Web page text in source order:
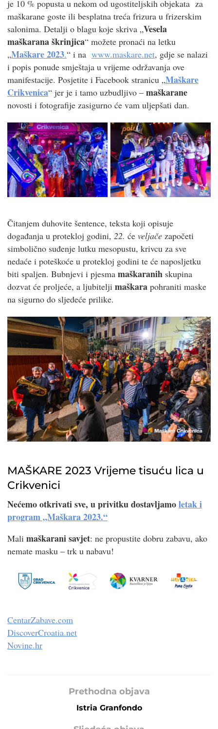
je 10 % popusta u nekom od ugostiteljskih objekata za
maškarane goste ili besplatna treća frizura u frizerskim
salonima. Detalji o blagu koje skriva „Vesela
maškarana škrinjica“ možete pronaći na letku
„Maškare 2023.“ i na www.maskare.net, gdje se nalazi
i popis ponude smještaja u vrijeme održavanja ove
manifestacije. Posjetite i Facebook stranicu „Maškare
Crikvenica“ jer je i tamo uzbudljivo – maškarane
novosti i fotografije zasigurno će vam uljepšati dan.
Čitanjem duhovite šentence, teksta koji opisuje
događanja u protekloj godini, 22. će veljače započeti
simbolično suđenje lutku mesopustu, krivcu za sve
nedaće i poteškoće u protekloj godini te će naposljetku
biti spaljen. Bubnjevi i pjesma maškaranih skupina
dozvat će proljeće, a ljubitelji maškara pohraniti maske
na sigurno do sljedeće prilike.
MAŠKARE 2023 Vrijeme tisuću lica u
Crikvenici
Nećemo otkrivati sve, u privitku dostavljamoletak i
program „Maškara 2023.“
Mali maškarani savjet: ne propustite dobru zabavu, ako
nemate masku – trk u nabavu!
CentarZabave.com
DiscoverCroatia.net
Novine.hr
Prethodna objava
Istria Granfondo